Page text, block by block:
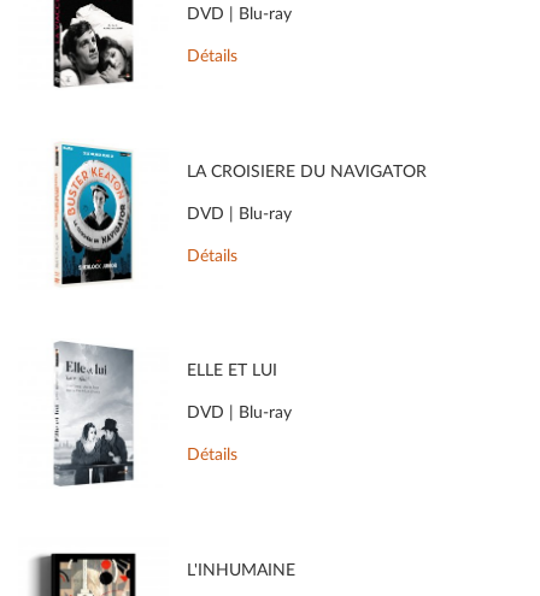
DVD | Blu-ray
Détails
LA CROISIÈRE DU NAVIGATOR
DVD | Blu-ray
Détails
ELLE ET LUI
DVD | Blu-ray
Détails
L'INHUMAINE